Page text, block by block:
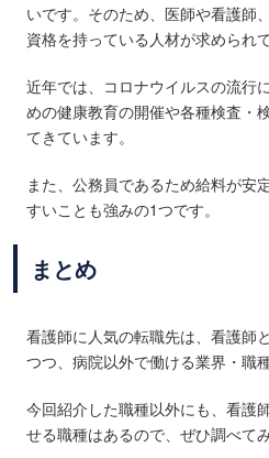
いです。そのため、医師や看護師
資格を持っている人材が求められて
近年では、コロナウイルスの流行
めの健康教育の開催や各種検査・
てきています。
また、公務員であるため給料が安
すいことも強みの1つです。
まとめ
看護師に人気の転職先は、看護師
つつ、病院以外で働ける業界・職
今回紹介した職種以外にも、看護
せる職種はあるので、ぜひ調べて